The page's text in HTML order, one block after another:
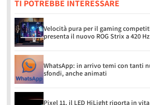
TI POTREBBE INTERESSARE
Velocità pura per il gaming
presenta il nuovo ROG Strix a 420 Hz
WhatsApp: in arrivo temi con tanti
sfondi, anche animati
Pixel 11, il LED HiLight riporta in